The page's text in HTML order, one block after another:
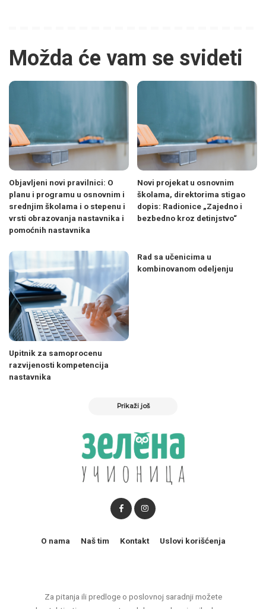
Možda će vam se svideti
Objavljeni novi pravilnici: O
planu i programu u osnovnim i
srednjim školama i o stepenu i
vrsti obrazovanja nastavnika i
pomoćnih nastavnika
Novi projekat u osnovnim
školama, direktorima stigao
dopis: Radionice „Zajedno i
bezbedno kroz detinjstvo“
Upitnik za samoprocenu
razvijenosti kompetencija
nastavnika
Rad sa učenicima u
kombinovanom odeljenju
Prikaži još
Za pitanja ili predloge o poslovnoj saradnji možete
O nama Naš tim Kontakt Uslovi korišćenja